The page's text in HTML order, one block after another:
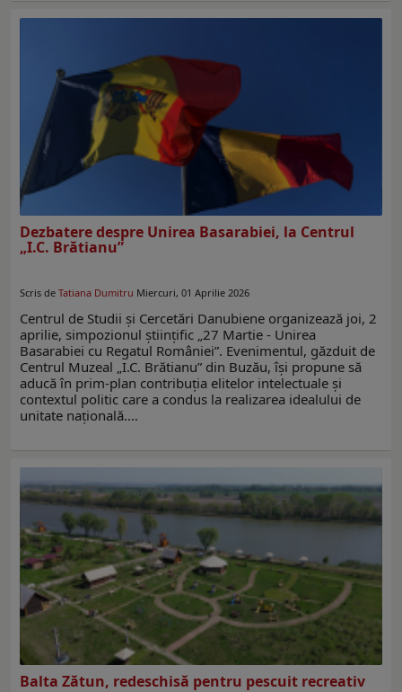
Dezbatere despre Unirea Basarabiei, la Centrul
„I.C. Brătianu”
Scris de Tatiana Dumitru Miercuri, 01 Aprilie 2026
Centrul de Studii și Cercetări Danubiene organizează joi, 2
aprilie, simpozionul științific „27 Martie - Unirea
Basarabiei cu Regatul României”. Evenimentul, găzduit de
Centrul Muzeal „I.C. Brătianu” din Buzău, își propune să
aducă în prim-plan contribuția elitelor intelectuale și
contextul politic care a condus la realizarea idealului de
unitate națională.…
Balta Zătun, redeschisă pentru pescuit recreativ